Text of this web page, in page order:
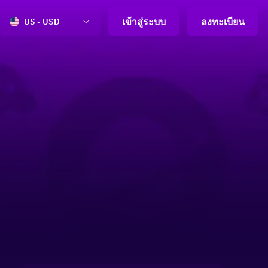
US - USD เข้าสู่ระบบ ลงทะเบียน